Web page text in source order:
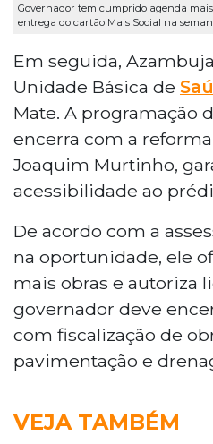
Governador tem cumprido agenda
entrega do cartão Mais Social na
Em seguida,
Unidade Básica de
Mate. A programação
encerra com a
Joaquim Murtinho,
acessibilidade ao
De acordo com a
na oportunidade, ele
mais obras e autoriza
governador deve
com fiscalização de
pavimentação e
VEJA TAMBÉM